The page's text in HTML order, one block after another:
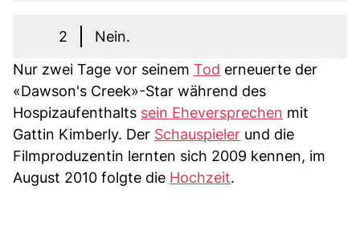
2
Nein.
Nur zwei Tage vor seinem Tod erneuerte der
«Dawson's Creek»-Star während des
Hospizaufenthalts sein Eheversprechen mit
Gattin Kimberly. Der Schauspieler und die
Filmproduzentin lernten sich 2009 kennen, im
August 2010 folgte die Hochzeit.